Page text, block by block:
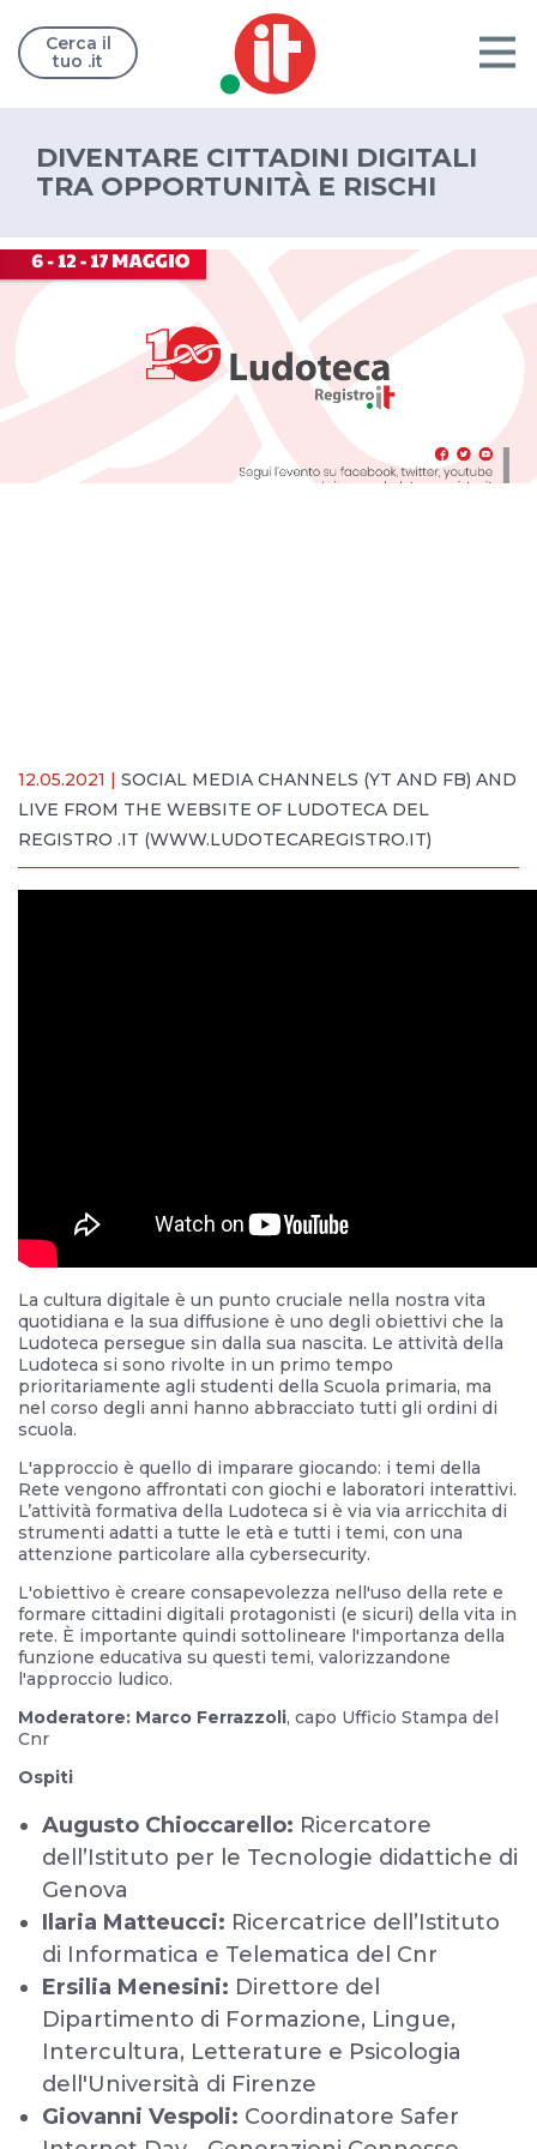
Cerca il
tuo .it
DIVENTARE CITTADINI DIGITALI
TRA OPPORTUNITÀ E RISCHI
12.05.2021 | SOCIAL MEDIA CHANNELS (YT AND FB) AND
LIVE FROM THE WEBSITE OF LUDOTECA DEL
REGISTRO .IT (WWW.LUDOTECAREGISTRO.IT)
La cultura digitale è un punto cruciale nella nostra vita
quotidiana e la sua diffusione è uno degli obiettivi che la
Ludoteca persegue sin dalla sua nascita. Le attività della
Ludoteca si sono rivolte in un primo tempo
prioritariamente agli studenti della Scuola primaria, ma
nel corso degli anni hanno abbracciato tutti gli ordini di
scuola.
L'approccio è quello di imparare giocando: i temi della
Rete vengono affrontati con giochi e laboratori interattivi.
L’attività formativa della Ludoteca si è via via arricchita di
strumenti adatti a tutte le età e tutti i temi, con una
attenzione particolare alla cybersecurity.
L'obiettivo è creare consapevolezza nell'uso della rete e
formare cittadini digitali protagonisti (e sicuri) della vita in
rete. È importante quindi sottolineare l'importanza della
funzione educativa su questi temi, valorizzandone
l'approccio ludico.
Moderatore: Marco Ferrazzoli, capo Ufficio Stampa del
Cnr
Ospiti
Augusto Chioccarello: Ricercatore
dell’Istituto per le Tecnologie didattiche di
Genova
Ilaria Matteucci: Ricercatrice dell’Istituto
di Informatica e Telematica del Cnr
Ersilia Menesini: Direttore del
Dipartimento di Formazione, Lingue,
Intercultura, Letterature e Psicologia
dell'Università di Firenze
Giovanni Vespoli: Coordinatore Safer